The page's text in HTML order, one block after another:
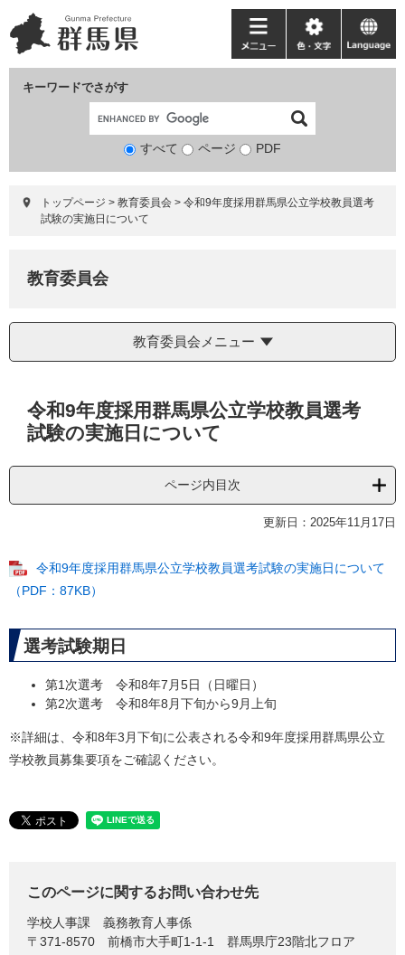
ー
ジ
ニ
ュ
て
キーワードでさがす
検
象
すべて ページ PDF
メ
ニ
ー
色・
文
language
トップページ > 教育委員会 > 令和9年度採用群馬県公立学校教員選考
試験の実施日について
教育委員会
教育委員会メニュー
令和9年度採用群馬県公立学校教員選考
試験の実施日について
ページ内目次
更新日：2025年11月17日
令和9年度採用群馬県公立学校教員選考試験の実施日について
（PDF：87KB）
選考試験期日
第1次選考 令和8年7月5日（日曜日）
第2次選考 令和8年8月下旬から9月上旬
※詳細は、令和8年3月下旬に公表される令和9年度採用群馬県公立
学校教員募集要項をご確認ください。
このページに関するお問い合わせ先
学校人事課
義務教育人事係
〒371-8570
前橋市大手町1-1-1 群馬県庁23階北フロア